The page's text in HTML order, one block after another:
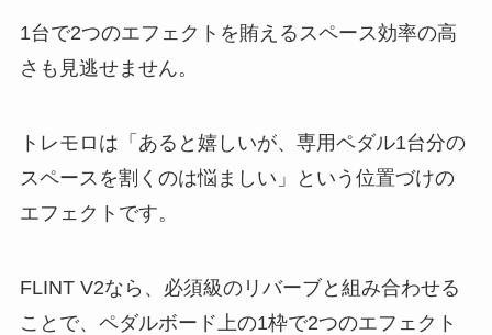
1台で2つのエフェクトを賄えるスペース効率の高
さも見逃せません。
トレモロは「あると嬉しいが、専用ペダル1台分の
スペースを割くのは悩ましい」という位置づけの
エフェクトです。
FLINT V2なら、必須級のリバーブと組み合わせる
ことで、ペダルボード上の1枠で2つのエフェクト